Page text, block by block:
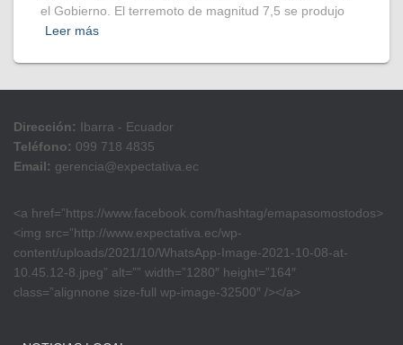
el Gobierno. El terremoto de magnitud 7,5 se produjo
Leer más
Dirección: Ibarra - Ecuador
Teléfono: 099 718 4835
Email: gerencia@expectativa.ec
<a href=”https://www.facebook.com/hashtag/emapasomostodos>
<img src=”http://www.expectativa.ec/wp-
content/uploads/2021/10/WhatsApp-Image-2021-10-08-at-
10.45.12-8.jpeg” alt=”” width=”1280″ height=”164″
class=”alignnone size-full wp-image-32500″ /></a>